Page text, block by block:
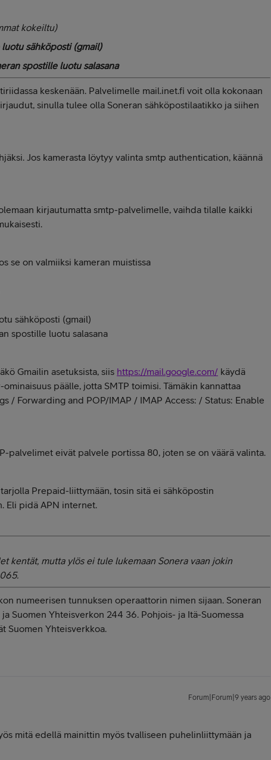
kokeiltu)
sähköposti (gmail)
spostille luotu salasana
keskenään. Palvelimelle mail.inet.fi voit olla kokonaan
sinulla tulee olla Soneran sähköpostilaatikko ja siihen
Jos kamerasta löytyy valinta smtp authentication, käännä
kirjautumatta smtp-palvelimelle, vaihda tilalle kaikki
se on valmiiksi kameran muistissa
sähköposti (gmail)
spostille luotu salasana
Gmailin asetuksista, siis https://mail.google.com/ käydä
ominaisuus päälle, jotta SMTP toimisi. Tämäkin kannattaa
/ Forwarding and POP/IMAP / IMAP Access: / Status: Enable
palvelimet eivät palvele portissa 80, joten se on väärä valinta.
Prepaid-liittymään, tosin sitä ei sähköpostin
Eli pidä APN internet.
kentät, mutta ylös ei tule lukemaan Sonera vaan jokin
numeerisen tunnuksen operaattorin nimen sijaan. Soneran
Suomen Yhteisverkon 244 36. Pohjois- ja Itä-Suomessa
Suomen Yhteisverkkoa.
Forum|Forum|9 years ago
mitä edellä mainittin myös tvalliseen puhelinliittymään ja